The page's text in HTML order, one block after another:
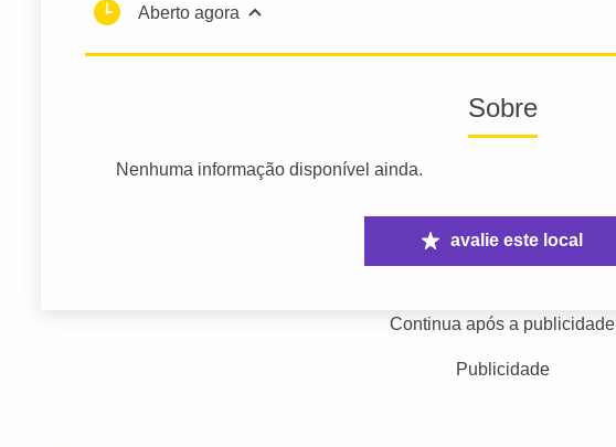
Aberto agora
Sobre
Nenhuma informação disponível ainda.
avalie este local
Continua após a publicidade
Publicidade